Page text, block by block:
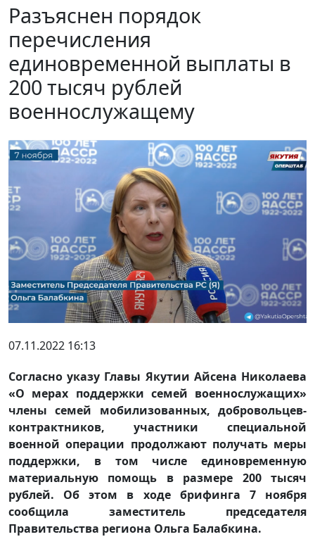
Разъяснен порядок
перечисления
единовременной выплаты в
200 тысяч рублей
военнослужащему
07.11.2022 16:13
Согласно указу Главы Якутии Айсена Николаева
«О мерах поддержки семей военнослужащих»
члены семей мобилизованных, добровольцев-
контрактников, участники специальной
военной операции продолжают получать меры
поддержки, в том числе единовременную
материальную помощь в размере 200 тысяч
рублей. Об этом в ходе брифинга 7 ноября
сообщила заместитель председателя
Правительства региона Ольга Балабкина.